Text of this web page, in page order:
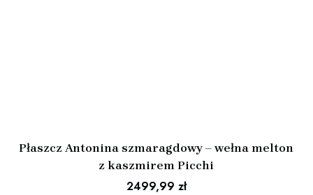
Płaszcz Antonina szmaragdowy – wełna melton
z kaszmirem Picchi
2499,99 zł